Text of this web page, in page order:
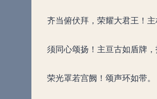
齐当俯伏拜，荣耀大君王！主
须同心颂扬！主亘古如盾牌，
荣光罩若宫阙！颂声环如带。